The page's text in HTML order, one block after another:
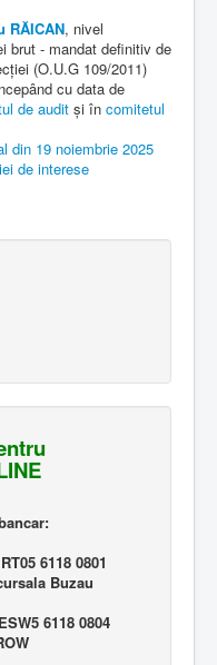
RĂICAN, nivel
brut - mandat definitiv de
(O.U.G 109/2011)
cu data de
de audit și în comitetul
din 19 noiembrie 2025
de interese
6118 0801
Buzau
6118 0804